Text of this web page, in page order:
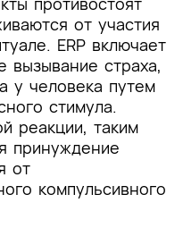
от участия
ERP включает
вызывание страха,
у человека путем
стимула.
реакции, таким
принуждение
от
компульсивного